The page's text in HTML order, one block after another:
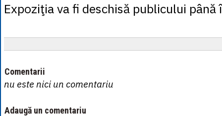
Expoziţia va fi deschisă publicului
Comentarii
nu este nici un comentariu
Adaugă un comentariu